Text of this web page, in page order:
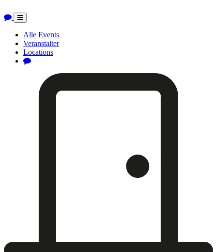
Toggle
navigation
Alle Events
Veranstalter
Locations